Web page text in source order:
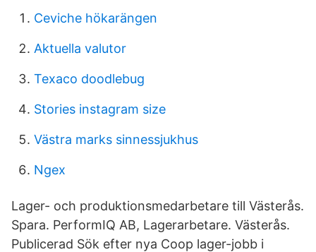
Ceviche hökarängen
Aktuella valutor
Texaco doodlebug
Stories instagram size
Västra marks sinnessjukhus
Ngex
Lager- och produktionsmedarbetare till Västerås.
Spara. PerformIQ AB, Lagerarbetare. Västerås.
Publicerad Sök efter nya Coop lager-jobb i